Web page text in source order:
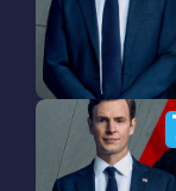
مشاهدة مسلسل CIA
الموسم الاول الحلقة 9